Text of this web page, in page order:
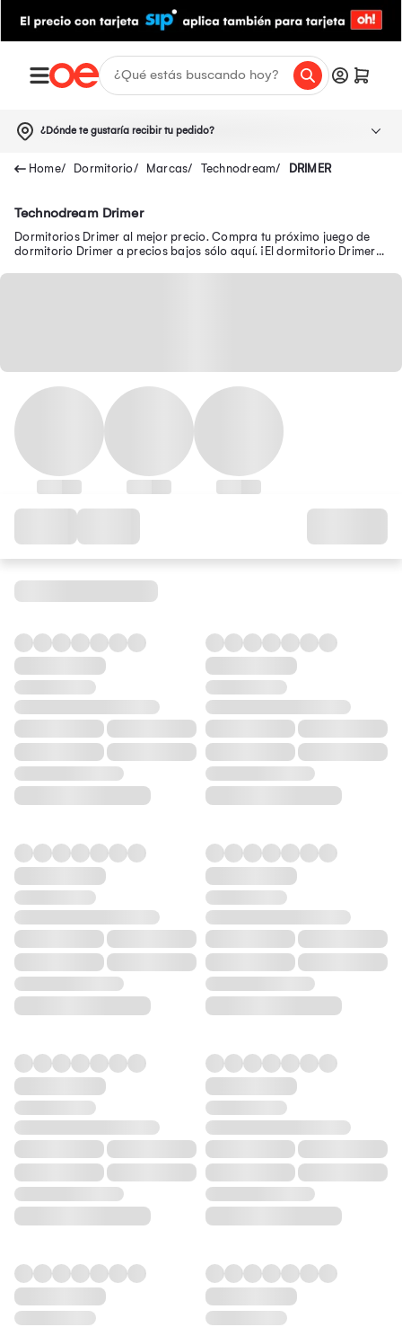
¿Dónde te gustaría recibir tu pedido?
Dormitorio Marcas Technodream DRIMER
Technodream Drimer
Dormitorios Drimer al mejor precio. Compra tu próximo juego de
dormitorio Drimer a precios bajos sólo aquí. ¡El dormitorio Drimer